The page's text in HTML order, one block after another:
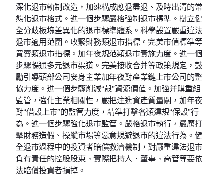
深化退市軌制改造，加速構成應退盡退、及時出清的常
態化退市格式。進一個步驟嚴格強制退市標準。樹立健
全分歧板塊差異化的退市標準體系。科學設置嚴重違法
退市適用范圍。收緊財務類退市指標。完美市值標準等
買賣類退市指標。加年夜規范類退市實施力度。進一個
步驟暢通多元退市渠道。完美接收合并等政策規定，鼓
勵引導頭部公司安身主業加年夜對產業鏈上市公司的整
協力度。進一個步驟削減“殼”資源價值。加強并購重組
監管，強化主業相關性，嚴把注進資產質量關，加年夜
對“借殼上市”的監管力度，精準打擊各類違規“保殼”行
為。進一個步驟強化退市監管。嚴格退市執行，嚴厲打
擊財務造假、操縱市場等惡意規避退市的違法行為。健
全退市過程中的投資者賠償救濟機制，對嚴重違法退市
負有責任的控股股東、實際把持人、董事、高管等要依
法賠償投資者損掉。